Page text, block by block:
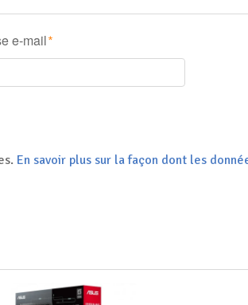
e-mail *
En savoir plus sur la façon dont les